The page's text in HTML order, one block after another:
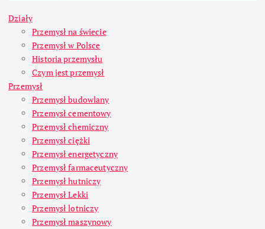
Działy
Przemysł na świecie
Przemysł w Polsce
Historia przemysłu
Czym jest przemysł
Przemysł
Przemysł budowlany
Przemysł cementowy
Przemysł chemiczny
Przemysł ciężki
Przemysł energetyczny
Przemysł farmaceutyczny
Przemysł hutniczy
Przemysł Lekki
Przemysł lotniczy
Przemysł maszynowy